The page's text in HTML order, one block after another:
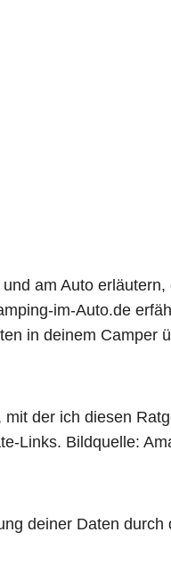
am Auto
im-Auto.de
in deinem Camper
der ich diesen
Links. Bildquelle:
deiner Daten